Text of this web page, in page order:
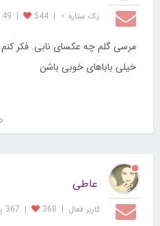
یک ستاره ⋆ |
544
|
مرسی گلم چه عکسای نابی. فکر کنم
خیلی باباهای خوبی باشن
عاطی
کاربر فعال |
368
| 367 پست